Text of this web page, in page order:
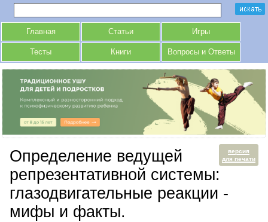
Главная Статьи Игры
Тесты Книги Вопросы и Ответы
версия
для печати
Определение ведущей
репрезентативной системы:
глазодвигательные реакции -
мифы и факты.